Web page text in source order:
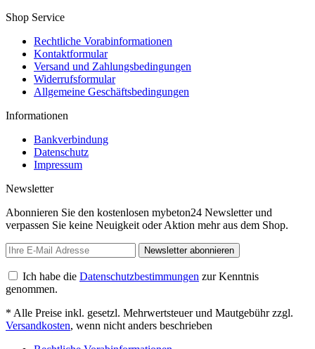
Shop Service
Rechtliche Vorabinformationen
Kontaktformular
Versand und Zahlungsbedingungen
Widerrufsformular
Allgemeine Geschäftsbedingungen
Informationen
Bankverbindung
Datenschutz
Impressum
Newsletter
Abonnieren Sie den kostenlosen mybeton24 Newsletter und
verpassen Sie keine Neuigkeit oder Aktion mehr aus dem Shop.
Newsletter abonnieren
Ich habe die Datenschutzbestimmungen zur Kenntnis
genommen.
* Alle Preise inkl. gesetzl. Mehrwertsteuer und Mautgebühr zzgl.
Versandkosten, wenn nicht anders beschrieben